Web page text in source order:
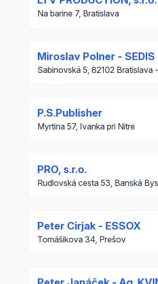
Na barine 7, Bratislava
Miroslav Polner - SEDIS
Sabinovská 5, 82102 Bratislava
P.S.Publisher
Myrtina 57, Ivanka pri Nitre
PRO, s.r.o.
Rudlovská cesta 53, Banská
Peter Cirjak - ESSOX
Tomášikova 34, Prešov